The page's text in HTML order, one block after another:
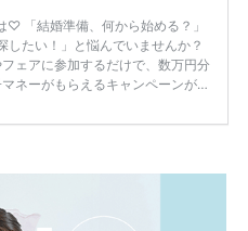
♡ 「結婚準備、何から始める？」
したい！」と悩んでいませんか？
ェアに参加するだけで、数万円分
ネーがもらえるキャンペーンがあ
選ぶと損をしてしまうことも……。
ラコレの特典は？」といった疑問も